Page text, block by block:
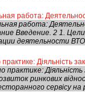
работа:
работа:
Введение. 2 1.
деятельности
Діяльність
практике:
ринкових
сервісу на